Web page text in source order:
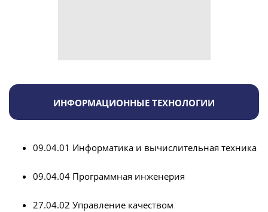
ИНФОРМАЦИОННЫЕ ТЕХНОЛОГИИ
09.04.01 Информатика и вычислительная техника
09.04.04 Программная инженерия
27.04.02 Управление качеством